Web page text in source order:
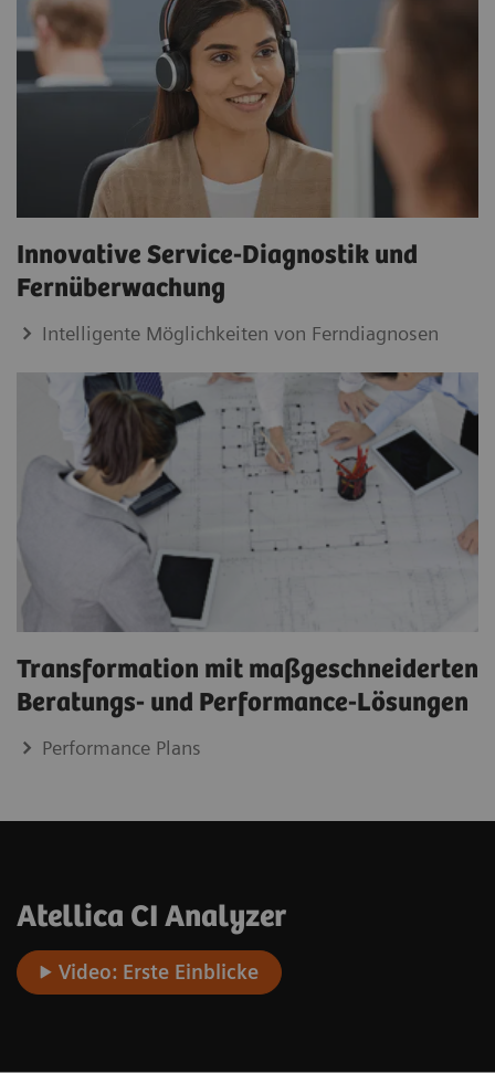
Innovative Service-Diagnostik und
Fernüberwachung
Intelligente Möglichkeiten von Ferndiagnosen
Transformation mit maßgeschneiderten
Beratungs- und Performance-Lösungen
Performance Plans
Atellica CI Analyzer
Video: Erste Einblicke